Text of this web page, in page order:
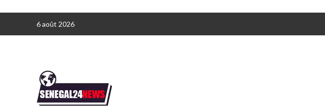
6 août 2026